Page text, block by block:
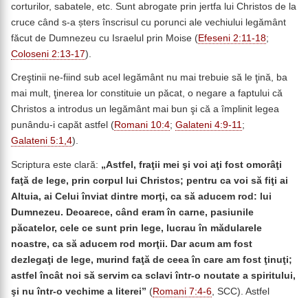
corturilor, sabatele, etc. Sunt abrogate prin jertfa lui Christos de la
cruce când s-a șters înscrisul cu porunci ale vechiului legământ
făcut de Dumnezeu cu Israelul prin Moise (Efeseni 2:11-18;
Coloseni 2:13-17).
Creştinii ne-fiind sub acel legământ nu mai trebuie să le ţină, ba
mai mult, ţinerea lor constituie un păcat, o negare a faptului că
Christos a introdus un legământ mai bun şi că a împlinit legea
punându-i capăt astfel (Romani 10:4; Galateni 4:9-11;
Galateni 5:1,4).
Scriptura este clară: „Astfel, fraţii mei şi voi aţi fost omorâţi
faţă de lege, prin corpul lui Christos; pentru ca voi să fiţi ai
Altuia, ai Celui înviat dintre morţi, ca să aducem rod: lui
Dumnezeu. Deoarece, când eram în carne, pasiunile
păcatelor, cele ce sunt prin lege, lucrau în mădularele
noastre, ca să aducem rod morţii. Dar acum am fost
dezlegaţi de lege, murind faţă de ceea în care am fost ţinuţi;
astfel încât noi să servim ca sclavi într-o noutate a spiritului,
şi nu într-o vechime a literei” (Romani 7:4-6 , SCC). Astfel